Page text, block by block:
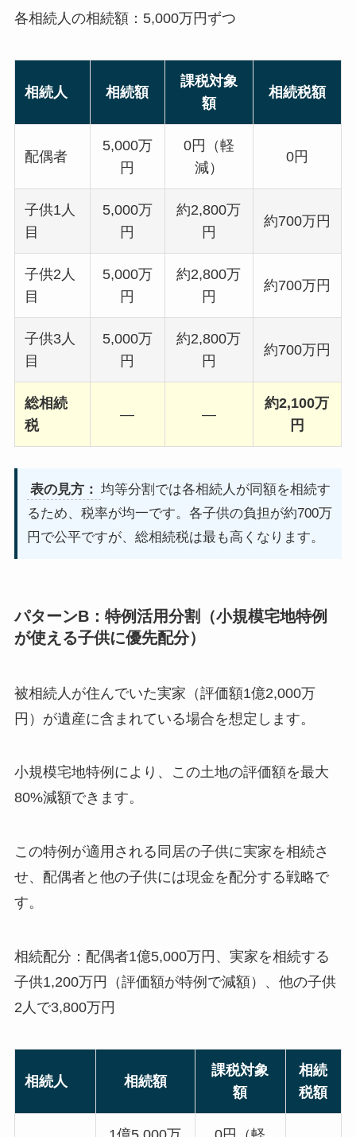
各相続人の相続額：5,000万円ずつ
相続人 相続額
課税対象
額
相続税額
配偶者
5,000万
円
0円（軽
減）
0円
子供1人
目
5,000万
円
約2,800万
円
約700万円
子供2人
目
5,000万
円
約2,800万
円
約700万円
子供3人
目
5,000万
円
約2,800万
円
約700万円
総相続
税
— —
約2,100万
円
表の見方： 均等分割では各相続人が同額を相続す
るため、税率が均一です。各子供の負担が約700万
円で公平ですが、総相続税は最も高くなります。
パターンB：特例活用分割（小規模宅地特例
が使える子供に優先配分）
被相続人が住んでいた実家（評価額1億2,000万
円）が遺産に含まれている場合を想定します。
小規模宅地特例により、この土地の評価額を最大
80%減額できます。
この特例が適用される同居の子供に実家を相続さ
せ、配偶者と他の子供には現金を配分する戦略で
す。
相続配分：配偶者1億5,000万円、実家を相続する
子供1,200万円（評価額が特例で減額）、他の子供
2人で3,800万円
相続人 相続額
課税対象
額
相続
税額